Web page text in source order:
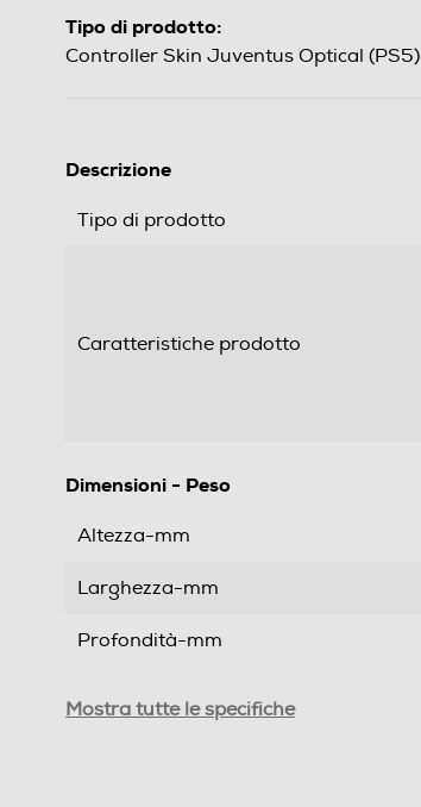
Tipo di prodotto:
Controller Skin Juventus Optical (PS5)
Descrizione
Tipo di prodotto
Caratteristiche prodotto
Dimensioni - Peso
Altezza-mm
Larghezza-mm
Profondità-mm
Mostra tutte le specifiche